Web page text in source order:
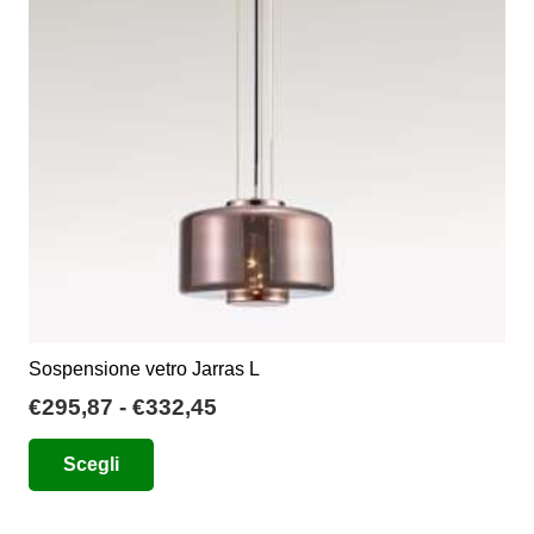
Sospensione vetro Jarras L
€295,87 - €332,45
Scegli